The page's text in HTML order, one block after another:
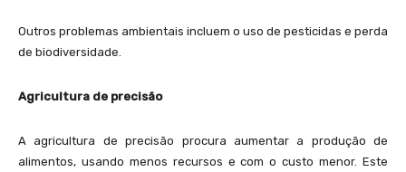
Outros problemas ambientais incluem o uso de pesticidas e perda
de biodiversidade.
Agricultura de precisão
A agricultura de precisão procura aumentar a produção de
alimentos, usando menos recursos e com o custo menor. Este